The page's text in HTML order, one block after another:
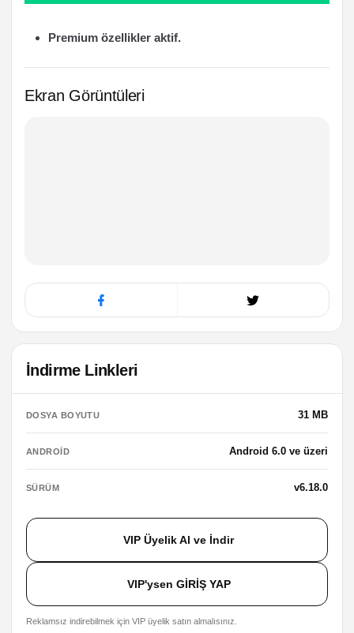
Premium özellikler aktif.
Ekran Görüntüleri
İndirme Linkleri
DOSYA BOYUTU 31 MB
ANDROID Android 6.0 ve üzeri
SÜRÜM v6.18.0
VIP Üyelik Al ve İndir
VIP'ysen GİRİŞ YAP
Reklamsız indirebilmek için VIP üyelik satın almalısınız.